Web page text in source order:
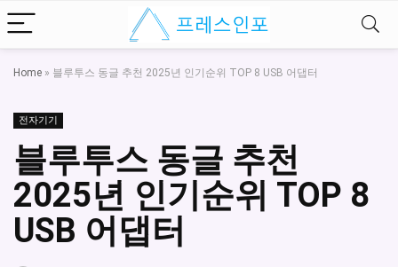
Home » 블루투스 동글 추천 2025년 인기순위 TOP 8 USB 어댑터
전자기기
블루투스 동글 추천
2025년 인기순위 TOP 8
USB 어댑터